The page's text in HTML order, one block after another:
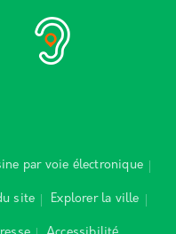
par voie électronique
site Explorer la ville